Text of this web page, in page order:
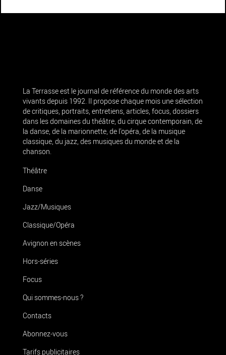
La Terrasse est le journal de référence du monde des arts
vivants depuis 1992. Il propose chaque mois une sélection
de critiques, portraits, entretiens, articles, focus, dossiers
dans les domaines du théâtre, du cirque contemporain, de
la danse, de la marionnette, de l’opéra, de la musique
classique, du jazz, des musiques du monde et de la
chanson.
Théâtre
Danse
Jazz/Musiques
Classique/Opéra
Avignon en scènes
Hors-séries
Focus
Qui sommes-nous ?
Contacts
Abonnez-vous
Tarifs publicitaires